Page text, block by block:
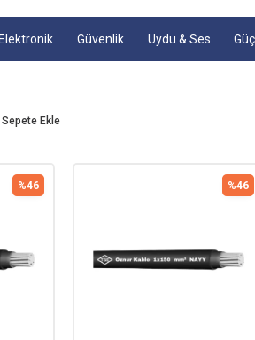
Elektronik Güvenlik Uydu & Ses
Ekle
%46 %46